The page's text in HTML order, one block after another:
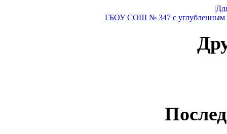
ГБОУ СОШ № 347 с углубленным